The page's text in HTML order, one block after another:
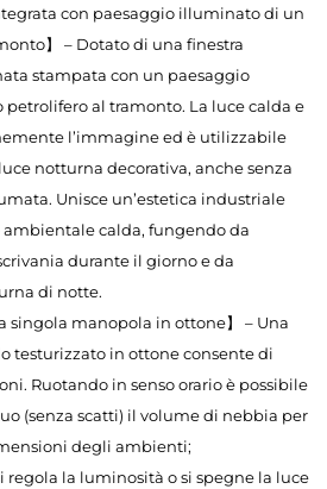
con paesaggio illuminato di un
】 – Dotato di una finestra
stampata con un paesaggio
al tramonto. La luce calda e
l’immagine ed è utilizzabile
notturna decorativa, anche senza
Unisce un’estetica industriale
calda, fungendo da
durante il giorno e da
di notte.
singola manopola in ottone】 – Una
testurizzato in ottone consente di
Ruotando in senso orario è possibile
(senza scatti) il volume di nebbia per
degli ambienti;
la luminosità o si spegne la luce